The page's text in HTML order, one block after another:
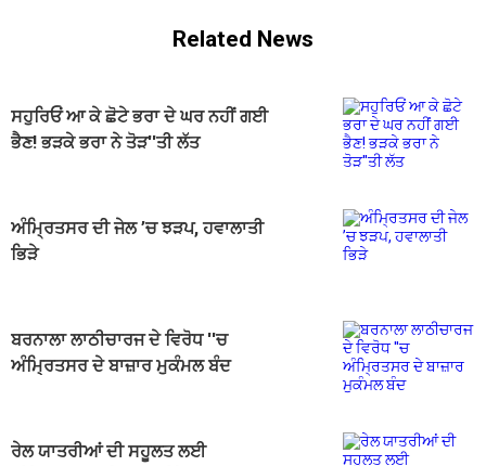
Related News
ਸਹੁਰਿਓਂ ਆ ਕੇ ਛੋਟੇ ਭਰਾ ਦੇ ਘਰ ਨਹੀਂ ਗਈ
ਭੈਣ! ਭੜਕੇ ਭਰਾ ਨੇ ਤੋੜ''ਤੀ ਲੱਤ
ਅੰਮ੍ਰਿਤਸਰ ਦੀ ਜੇਲ ’ਚ ਝੜਪ, ਹਵਾਲਾਤੀ
ਭਿੜੇ
ਬਰਨਾਲਾ ਲਾਠੀਚਾਰਜ ਦੇ ਵਿਰੋਧ ''ਚ
ਅੰਮ੍ਰਿਤਸਰ ਦੇ ਬਾਜ਼ਾਰ ਮੁਕੰਮਲ ਬੰਦ
ਰੇਲ ਯਾਤਰੀਆਂ ਦੀ ਸਹੂਲਤ ਲਈ